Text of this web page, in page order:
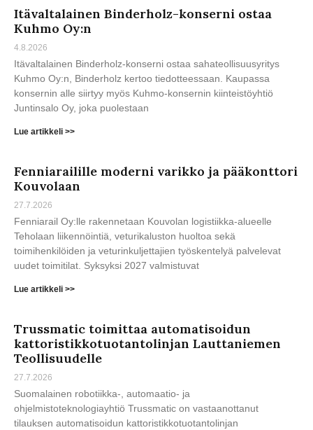
Itävaltalainen Binderholz-konserni ostaa
Kuhmo Oy:n
4.8.2026
Itävaltalainen Binderholz-konserni ostaa sahateollisuusyritys
Kuhmo Oy:n, Binderholz kertoo tiedotteessaan. Kaupassa
konsernin alle siirtyy myös Kuhmo-konsernin kiinteistöyhtiö
Juntinsalo Oy, joka puolestaan
Lue artikkeli >>
Fenniarailille moderni varikko ja pääkonttori
Kouvolaan
27.7.2026
Fenniarail Oy:lle rakennetaan Kouvolan logistiikka-alueelle
Teholaan liikennöintiä, veturikaluston huoltoa sekä
toimihenkilöiden ja veturinkuljettajien työskentelyä palvelevat
uudet toimitilat. Syksyksi 2027 valmistuvat
Lue artikkeli >>
Trussmatic toimittaa automatisoidun
kattoristikkotuotantolinjan Lauttaniemen
Teollisuudelle
27.7.2026
Suomalainen robotiikka-, automaatio- ja
ohjelmistoteknologiayhtiö Trussmatic on vastaanottanut
tilauksen automatisoidun kattoristikkotuotantolinjan